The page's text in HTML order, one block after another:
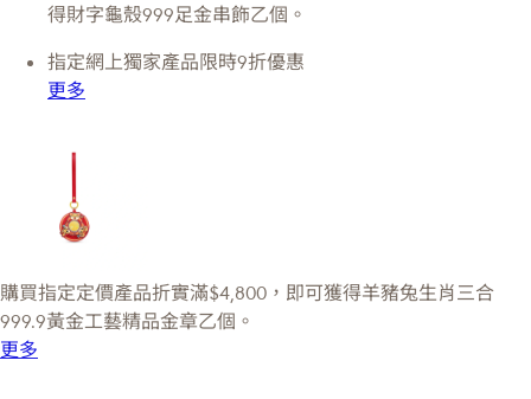
得財字龜殼999足金串飾乙個。
指定網上獨家產品限時9折優惠
更多
購買指定定價產品折實滿$4,800，即可獲得羊豬兔生肖三合
999.9黃金工藝精品金章乙個。
更多